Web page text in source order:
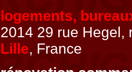
logements,
2014 29 rue Hegel,
Lille, France